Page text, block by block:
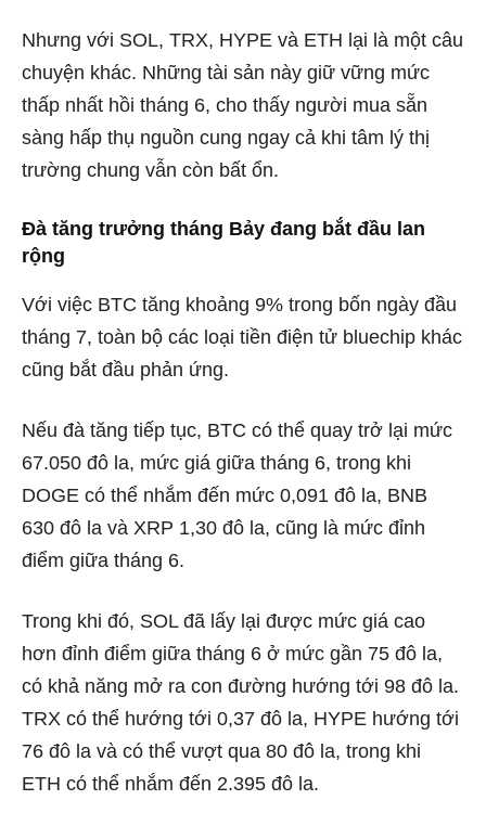
Nhưng với SOL, TRX, HYPE và ETH lại là một câu
chuyện khác. Những tài sản này giữ vững mức
thấp nhất hồi tháng 6, cho thấy người mua sẵn
sàng hấp thụ nguồn cung ngay cả khi tâm lý thị
trường chung vẫn còn bất ổn.
Đà tăng trưởng tháng Bảy đang bắt đầu lan
rộng
Với việc BTC tăng khoảng 9% trong bốn ngày đầu
tháng 7, toàn bộ các loại tiền điện tử bluechip khác
cũng bắt đầu phản ứng.
Nếu đà tăng tiếp tục, BTC có thể quay trở lại mức
67.050 đô la, mức giá giữa tháng 6, trong khi
DOGE có thể nhắm đến mức 0,091 đô la, BNB
630 đô la và XRP 1,30 đô la, cũng là mức đỉnh
điểm giữa tháng 6.
Trong khi đó, SOL đã lấy lại được mức giá cao
hơn đỉnh điểm giữa tháng 6 ở mức gần 75 đô la,
có khả năng mở ra con đường hướng tới 98 đô la.
TRX có thể hướng tới 0,37 đô la, HYPE hướng tới
76 đô la và có thể vượt qua 80 đô la, trong khi
ETH có thể nhắm đến 2.395 đô la.